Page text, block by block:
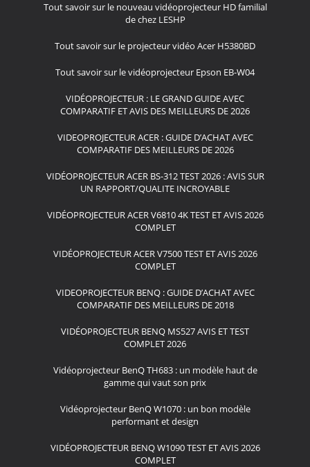
Tout savoir sur le nouveau vidéoprojecteur HD familial
de chez LESHP
Tout savoir sur le projecteur vidéo Acer H5380BD
Tout savoir sur le vidéoprojecteur Epson EB-W04
VIDÉOPROJECTEUR : LE GRAND GUIDE AVEC
COMPARATIF ET AVIS DES MEILLEURS DE 2026
VIDEOPROJECTEUR ACER : GUIDE D’ACHAT AVEC
COMPARATIF DES MEILLEURS DE 2026
VIDÉOPROJECTEUR ACER BS-312 TEST 2026 : AVIS SUR
UN RAPPORT/QUALITE INCROYABLE
VIDÉOPROJECTEUR ACER V6810 4K TEST ET AVIS 2026
COMPLET
VIDÉOPROJECTEUR ACER V7500 TEST ET AVIS 2026
COMPLET
VIDEOPROJECTEUR BENQ : GUIDE D’ACHAT AVEC
COMPARATIF DES MEILLEURS DE 2018
VIDÉOPROJECTEUR BENQ MS527 AVIS ET TEST
COMPLET 2026
Vidéoprojecteur BenQ TH683 : un modèle haut de
gamme qui vaut son prix
Vidéoprojecteur BenQ W1070 : un bon modèle
performant et design
VIDÉOPROJECTEUR BENQ W1090 TEST ET AVIS 2026
COMPLET